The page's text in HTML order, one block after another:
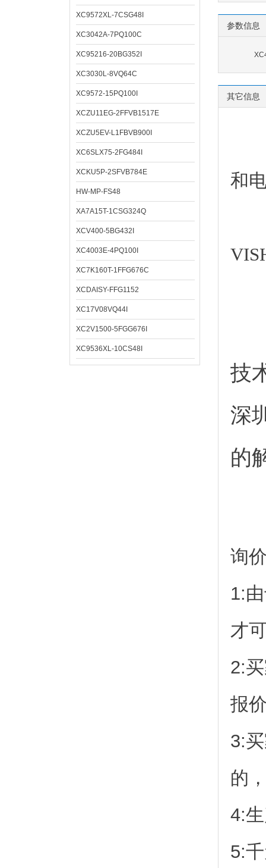
XC9572XL-7CSG48I
XC3042A-7PQ100C
XC95216-20BG352I
XC3030L-8VQ64C
XC9572-15PQ100I
XCZU11EG-2FFVB1517E
XCZU5EV-L1FBVB900I
XC6SLX75-2FG484I
XCKU5P-2SFVB784E
HW-MP-FS48
XA7A15T-1CSG324Q
XCV400-5BG432I
XC4003E-4PQ100I
XC7K160T-1FFG676C
XCDAISY-FFG1152
XC17V08VQ44I
XC2V1500-5FGG676I
XC9536XL-10CS48I
参数信息
其它信息
和
技
深
的
询
1:
才
2:
报
3:
的
4:
5: